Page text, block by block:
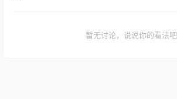
暂无讨论，说说你的看法吧